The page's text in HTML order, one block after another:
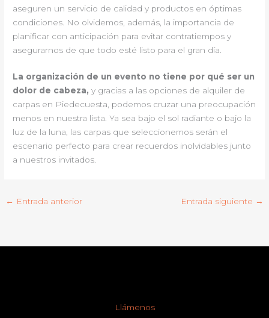
aseguren un servicio de calidad y productos en óptimas
condiciones. No olvidemos, además, la importancia de
planificar con anticipación para evitar contratiempos y
asegurarnos de que todo esté listo para el gran día.
La organización de un evento no tiene por qué ser un
dolor de cabeza, y gracias a las opciones de alquiler de
carpas en Piedecuesta, podemos cruzar una preocupación
menos en nuestra lista. Ya sea bajo el sol radiante o bajo la
luz de la luna, las carpas que seleccionemos serán el
escenario perfecto para crear recuerdos inolvidables junto
a nuestros invitados.
← Entrada anterior Entrada siguiente →
Llámenos